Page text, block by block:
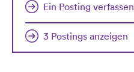
Ein Posting verfassen
3 Postings anzeigen